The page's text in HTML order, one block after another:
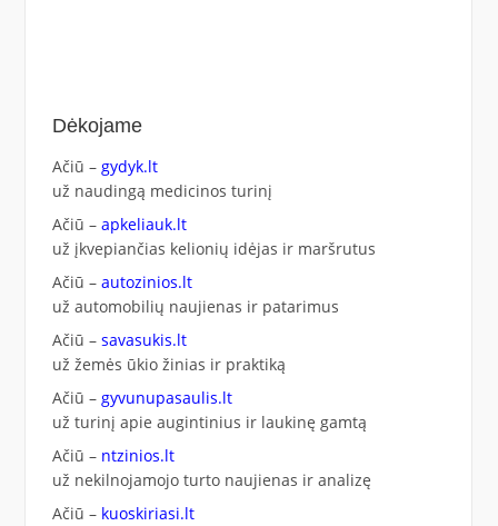
Dėkojame
Ačiū – gydyk.lt
už naudingą medicinos turinį
Ačiū – apkeliauk.lt
už įkvepiančias kelionių idėjas ir maršrutus
Ačiū – autozinios.lt
už automobilių naujienas ir patarimus
Ačiū – savasukis.lt
už žemės ūkio žinias ir praktiką
Ačiū – gyvunupasaulis.lt
už turinį apie augintinius ir laukinę gamtą
Ačiū – ntzinios.lt
už nekilnojamojo turto naujienas ir analizę
Ačiū – kuoskiriasi.lt